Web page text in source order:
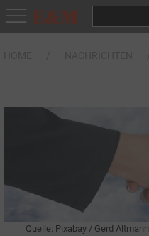
Quelle: Pixabay / Gerd Altmann